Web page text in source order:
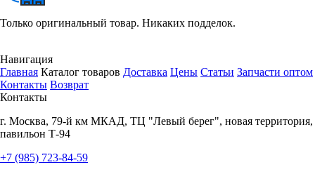
Только оригинальный товар. Никаких подделок.
Навигация
Главная Каталог товаров Доставка Цены Статьи Запчасти оптом
Контакты Возврат
Контакты
г. Москва, 79-й км МКАД, ТЦ "Левый берег", новая территория,
павильон Т-94
+7 (985) 723-84-59